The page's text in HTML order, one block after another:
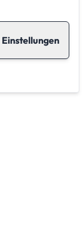
Einstellungen